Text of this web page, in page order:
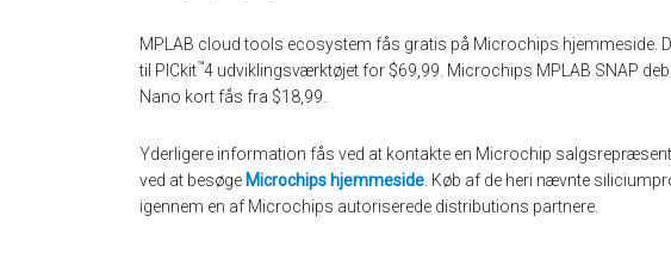
MPLAB cloud tools ecosystem fås gratis på Microchips hjemmeside.
til PICkit™4 udviklingsværktøjet for $69,99. Microchips MPLAB SNAP
Nano kort fås fra $18,99.
Yderligere information fås ved at kontakte en Microchip
ved at besøge Microchips hjemmeside . Køb af de heri nævnte
igennem en af Microchips autoriserede distributions partnere.